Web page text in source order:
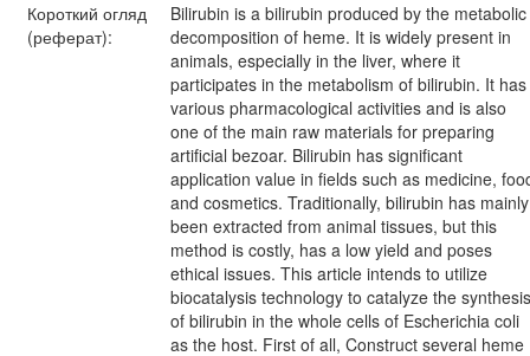
Короткий огляд
(реферат):
Bilirubin is a bilirubin produced by the metabolic
decomposition of heme. It is widely present in
animals, especially in the liver, where it
participates in the metabolism of bilirubin. It has
various pharmacological activities and is also
one of the main raw materials for preparing
artificial bezoar. Bilirubin has significant
application value in fields such as medicine,
and cosmetics. Traditionally, bilirubin has mainly
been extracted from animal tissues, but this
method is costly, has a low yield and poses
ethical issues. This article intends to utilize
biocatalysis technology to catalyze the synthesis
of bilirubin in the whole cells of Escherichia coli
as the host. First of all, Construct several heme